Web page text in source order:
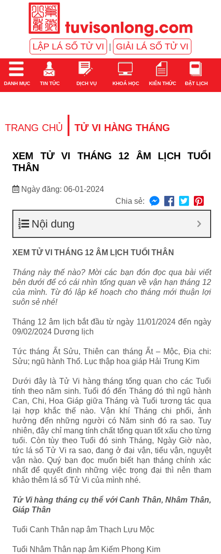
LẬP LÁ SỐ TỬ VI GIẢI LÁ SỐ TỬ VI
DANH MỤC TIN TỨC DỊCH VỤ KHOÁ HỌC KIẾN THỨC ĐẶT LỊCH
TRANG CHỦ | TỬ VI HÀNG THÁNG
XEM TỬ VI THÁNG 12 ÂM LỊCH TUỔI
THÂN
Ngày đăng: 06-01-2024
Chia sẻ:
Nội dung
XEM TỬ VI THÁNG 12 ÂM LỊCH TUỔI THÂN
Tháng này thế nào? Mời các bạn đón đọc qua bài viết
bên dưới để có cái nhìn tổng quan về vận hạn tháng 12
của mình. Từ đó lập kế hoạch cho tháng mới thuận lợi
suôn sẻ nhé!
Tháng 12 âm lịch bắt đầu từ ngày 11/01/2024 đến ngày
09/02/2024 Dương lịch
Tức tháng Ất Sửu, Thiên can tháng Ất – Mộc, Địa chi:
Sửu; ngũ hành Thổ. Lục thập hoa giáp Hải Trung Kim
Dưới đây là Tử Vi hàng tháng tổng quan cho các Tuổi
tính theo năm sinh. Tuổi đó đến Tháng đó thì ngũ hành
Can, Chi, Hoa Giáp giữa Tháng và Tuổi tương tác qua
lại hợp khắc thế nào. Vận khí Tháng chi phối, ảnh
hưởng đến những người có Năm sinh đó ra sao. Tuy
nhiên, đây chỉ mang tính chất tổng quan tốt xấu cho từng
tuổi. Còn tùy theo Tuổi đó sinh Tháng, Ngày Giờ nào,
tức lá số Tử Vi ra sao, đang ở đại vận, tiểu vận, nguyệt
vận nào. Quý bạn đọc muốn biết hạn tháng chính xác
nhất để quyết định những việc trọng đại thì nên tham
khảo thêm lá số Tử Vi của mình nhé.
Tử Vi hàng tháng cụ thể với Canh Thân, Nhâm Thân,
Giáp Thân
Tuổi Canh Thân nạp âm Thạch Lựu Mộc
Tuổi Nhâm Thân nạp âm Kiếm Phong Kim